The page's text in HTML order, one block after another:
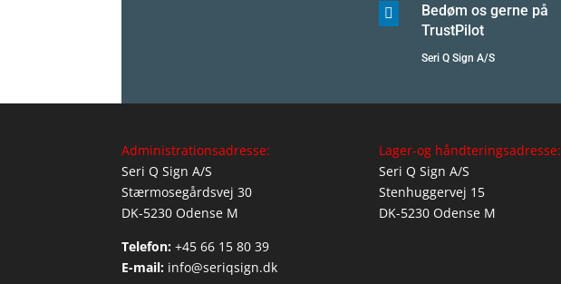

Bedøm os gerne på
TrustPilot
Seri Q Sign A/S
Administrationsadresse:
Seri Q Sign A/S
Stærmosegårdsvej 30
DK-5230 Odense M
Telefon: +45 66 15 80 39
E-mail: info@seriqsign.dk
Lager-og håndteringsadresse:
Seri Q Sign A/S
Stenhuggervej 15
DK-5230 Odense M